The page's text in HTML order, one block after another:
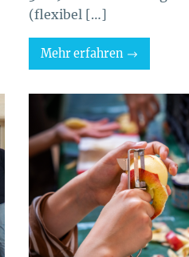
(flexibel […]
Mehr erfahren